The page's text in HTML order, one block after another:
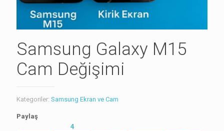
Samsung Galaxy M15
Cam Değişimi
Kategoriler: Samsung Ekran ve Cam
Paylaş
4